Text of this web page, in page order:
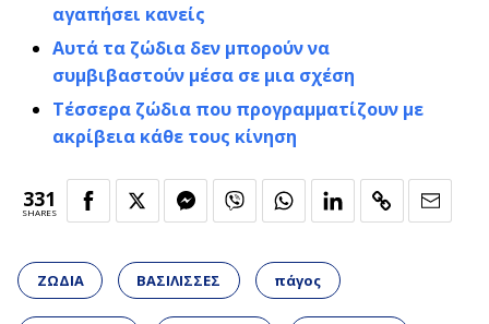
αγαπήσει κανείς
Αυτά τα ζώδια δεν μπορούν να
συμβιβαστούν μέσα σε μια σχέση
Τέσσερα ζώδια που προγραμματίζουν με
ακρίβεια κάθε τους κίνηση
331
SHARES
ΖΩΔΙΑ ΒΑΣΙΛΙΣΣΕΣ πάγος